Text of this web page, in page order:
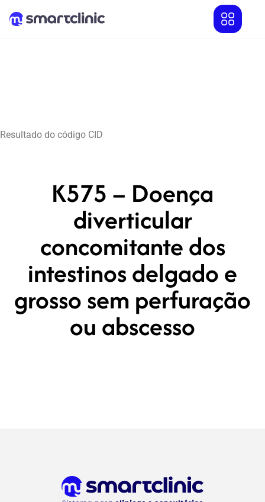
Resultado do código CID
K575 – Doença
diverticular
concomitante dos
intestinos delgado e
grosso sem perfuração
ou abscesso